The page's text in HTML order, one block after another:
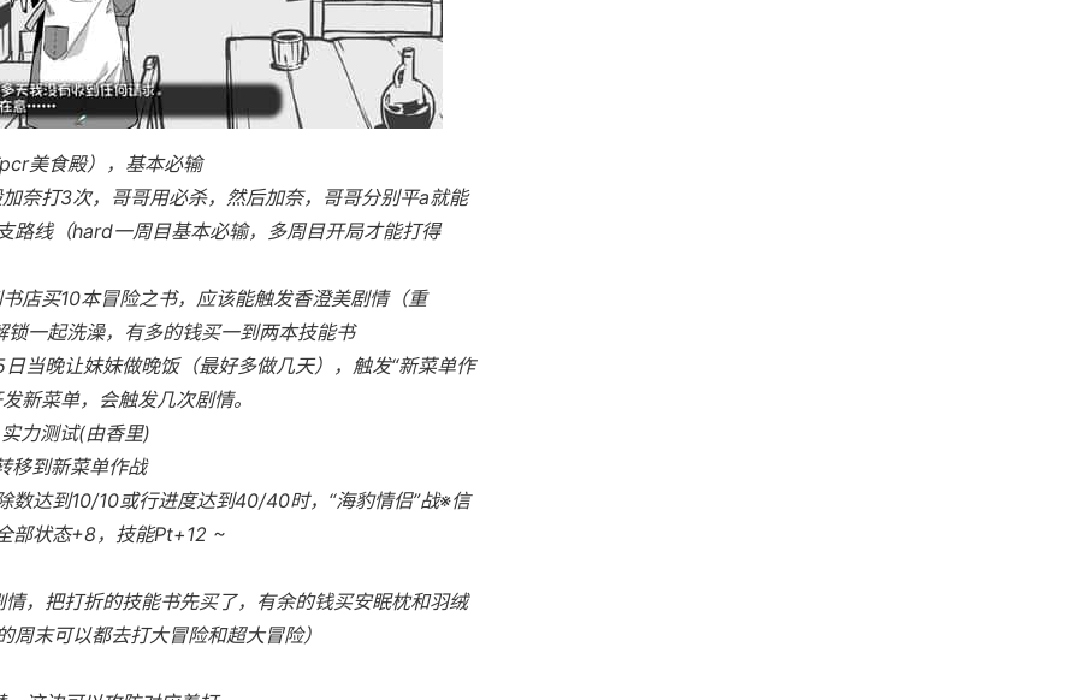
美食殿），基本必输
奈打3次，哥哥用必杀，然后加奈，哥哥分别平a就能
路线（hard一周目基本必输，多周目开局才能打得
店买10本冒险之书，应该能触发香澄美剧情（重
一起洗澡，有多的钱买一到两本技能书
当晚让妹妹做晚饭（最好多做几天），触发“新菜单作
新菜单，会触发几次剧情。
力测试(由香里)
移到新菜单作战
达到10/10或行进度达到40/40时，“海豹情侣”战※信
部状态+8，技能Pt+12 ~
，把打折的技能书先买了，有余的钱买安眠枕和羽绒
末可以都去打大冒险和超大冒险）